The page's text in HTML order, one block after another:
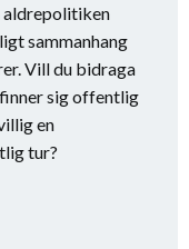
aldrepolitiken
sammanhang
Vill du bidraga
sig offentlig
en
tur?